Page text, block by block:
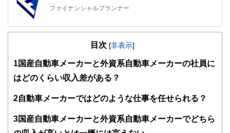
ファイナンシャルプランナー
FinancialField編集部は、金融、経済に関する記事を、日々
知識がない方でも理解できるようわかりやすく発信していま
得者を中心に「お金や暮らし」に関する書籍・雑誌の編集経
関わることで、読者目線のコンテンツを追求しています。
FinancialFieldの特徴は、ファイナンシャルプランナー、弁
目次 [非表示]
1 国産自動車メーカーと外資系自動車メーカーの社員に
はどのくらい収入差がある？
2自動車メーカーではどのような仕事を任せられる？
3国産自動車メーカーと外資系自動車メーカーでどちら